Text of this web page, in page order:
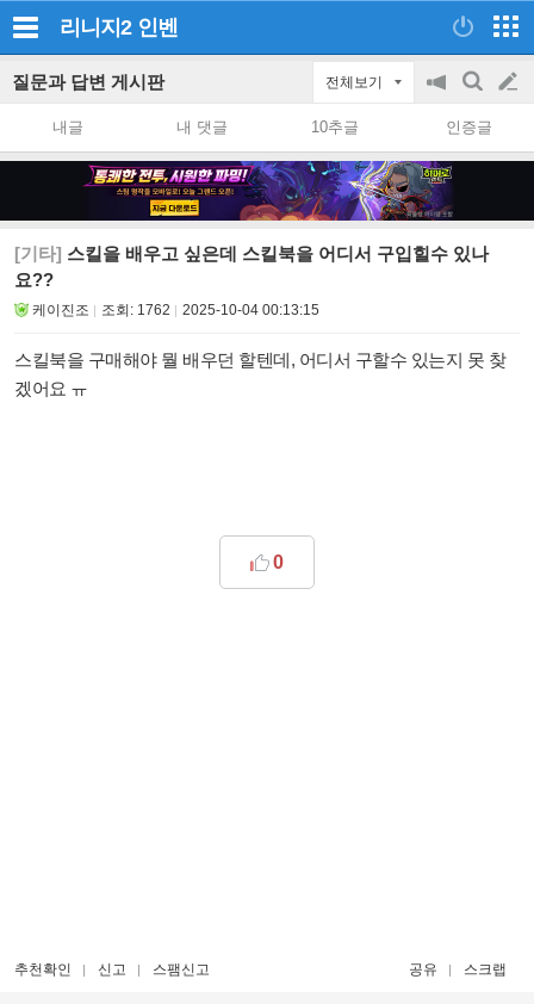
리니지2 인벤
질문과 답변 게시판 전체보기
공
on/off
검
색
글
쓰
내글 내 댓글 10추글 인증글
[기타] 스킬을 배우고 싶은데 스킬북을 어디서 구입힐수 있나
요??
케이진조 조회: 1762 2025-10-04 00:13:15
스킬북을 구매해야 뭘 배우던 할텐데, 어디서 구할수 있는지 못 찾
겠어요 ㅠ
0
추천확인 신고 스팸신고 공유 스크랩